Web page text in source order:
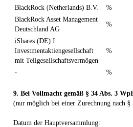
BlackRock (Netherlands) B.V.
%
BlackRock Asset Management
Deutschland AG
%
iShares (DE) I
Investmentaktiengesellschaft
mit Teilgesellschaftsvermögen
%
- %
9. Bei Vollmacht gemäß § 34 Abs. 3
(nur möglich bei einer Zurechnung nach
Datum der Hauptversammlung: